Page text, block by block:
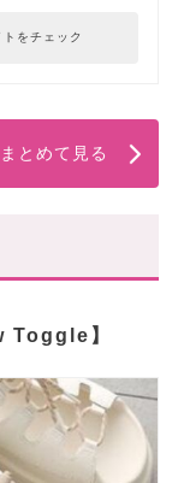
をチェック
とめて見る
Toggle】